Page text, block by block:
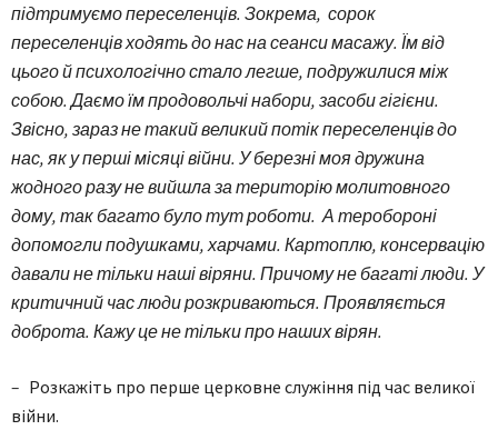
підтримуємо переселенців. Зокрема, сорок
переселенців ходять до нас на сеанси масажу. Їм від
цього й психологічно стало легше, подружилися між
собою. Даємо їм продовольчі набори, засоби гігієни.
Звісно, зараз не такий великий потік переселенців до
нас, як у перші місяці війни. У березні моя дружина
жодного разу не вийшла за територію молитовного
дому, так багато було тут роботи. А теробороні
допомогли подушками, харчами. Картоплю, консервацію
давали не тільки наші віряни. Причому не багаті люди. У
критичний час люди розкриваються. Проявляється
доброта. Кажу це не тільки про наших вірян.
– Розкажіть про перше церковне служіння під час великої
війни.